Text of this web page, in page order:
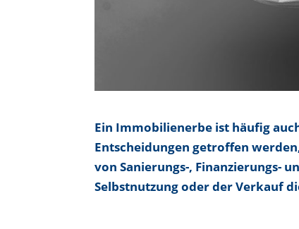
Ein Immobilienerbe ist häufig
Entscheidungen getroffen
von Sanierungs-, Finanzierungs-
Selbstnutzung oder der Verkauf